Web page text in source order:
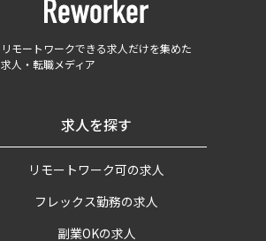
リモートワークできる求人だけを集めた
求人・転職メディア
求人を探す
リモートワーク可の求人
フレックス勤務の求人
副業OKの求人